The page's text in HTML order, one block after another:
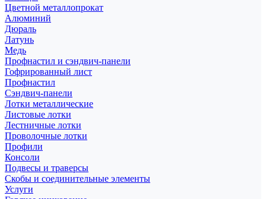
Цветной металлопрокат
Алюминий
Дюраль
Латунь
Медь
Профнастил и сэндвич-панели
Гофрированный лист
Профнастил
Сэндвич-панели
Лотки металлические
Листовые лотки
Лестничные лотки
Проволочные лотки
Профили
Консоли
Подвесы и траверсы
Скобы и соединительные элементы
Услуги